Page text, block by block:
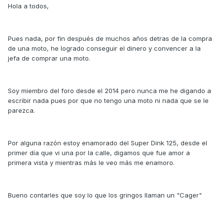
Hola a todos,
Pues nada, por fin después de muchos años detras de la compra
de una moto, he logrado conseguir el dinero y convencer a la
jefa de comprar una moto.
Soy miembro del foro desde el 2014 pero nunca me he digando a
escribir nada pues por que no tengo una moto ni nada que se le
parezca.
Por alguna razón estoy enamorado del Super Dink 125, desde el
primer día que vi una por la calle, digamos que fue amor a
primera vista y mientras más le veo más me enamoro.
Bueno contarles que soy lo que los gringos llaman un "Cager"